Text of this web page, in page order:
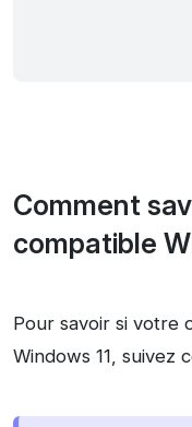
Comment
compatible
Pour savoir si votre
Windows 11, suivez